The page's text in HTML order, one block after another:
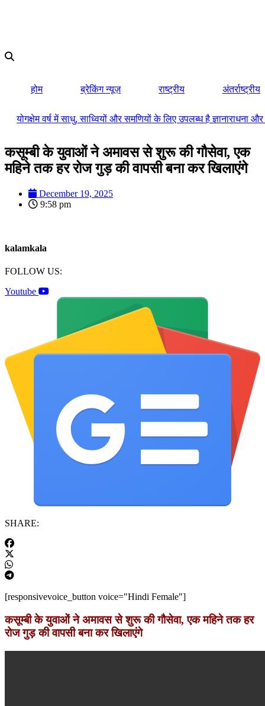
होम ब्रेकिंग न्यूज़ राष्ट्रीय अंतर्राष्ट्रीय
योगक्षेम वर्ष में साधु, साध्वियों और समणियों के लिए उपलब्ध है
कसूम्बी के युवाओं ने अमावस से शुरू की गौसेवा, एक
महिने तक हर रोज गुड़ की वापसी बना कर खिलाएंगे
December 19, 2025
9:58 pm
kalamkala
FOLLOW US:
Youtube
SHARE:
[responsivevoice_button voice="Hindi Female"]
कसूम्बी के युवाओं ने अमावस से शुरू की गौसेवा, एक महिने तक हर
रोज गुड़ की वापसी बना कर खिलाएंगे